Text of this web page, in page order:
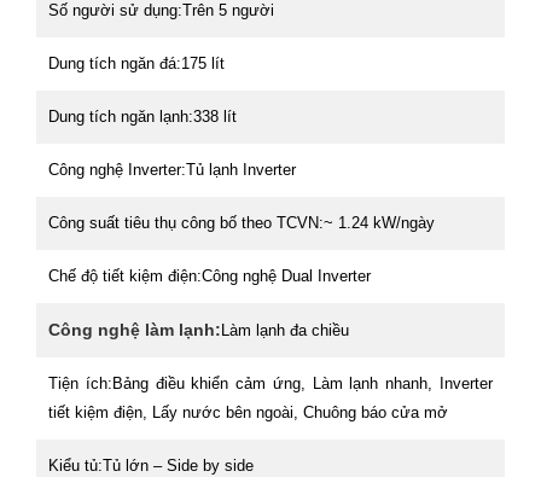
Số người sử dụng:Trên 5 người
Dung tích ngăn đá:175 lít
Dung tích ngăn lạnh:338 lít
Công nghệ Inverter:Tủ lạnh Inverter
Công suất tiêu thụ công bố theo TCVN:~ 1.24 kW/ngày
Chế độ tiết kiệm điện:Công nghệ Dual Inverter
Công nghệ làm lạnh: Làm lạnh đa chiều
Tiện ích: Bảng điều khiển cảm ứng, Làm lạnh nhanh, Inverter
tiết kiệm điện, Lấy nước bên ngoài, Chuông báo cửa mở
Kiểu tủ:Tủ lớn – Side by side